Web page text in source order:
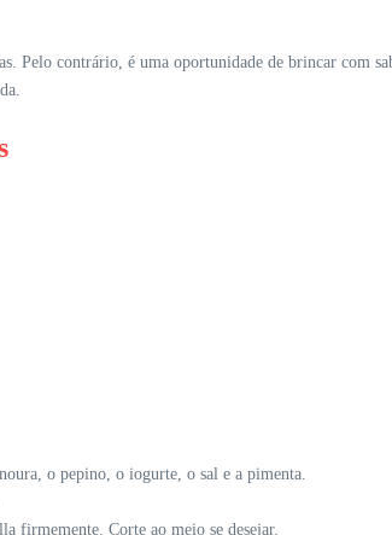
Pelo contrário, é uma oportunidade de brincar
o pepino, o iogurte, o sal e a pimenta.
firmemente. Corte ao meio se desejar.